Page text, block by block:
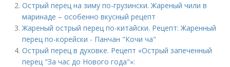
Острый перец на зиму по-грузински. Жареный чили в
маринаде – особенно вкусный рецепт
Жареный острый перец по-китайски. Рецепт: Жаренный
перец по-корейски - Панчан "Кочи ча"
Острый перец в духовке. Рецепт «Острый запеченный
перец "За час до Нового года"»: